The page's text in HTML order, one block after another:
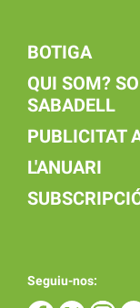
BOTIGA
QUI SOM?
SABADELL
PUBLICITAT
L'ANUARI
Seguiu-nos: